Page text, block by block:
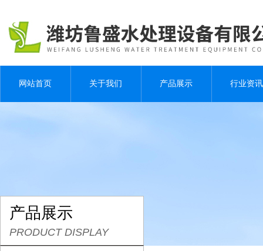
网站首页 关于我们 产品展示 行业资讯
产品展示
PRODUCT DISPLAY